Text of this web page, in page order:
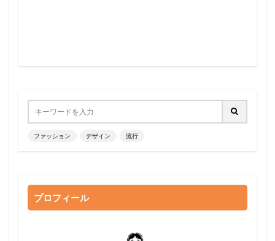
ファッション デザイン 流行
プロフィール